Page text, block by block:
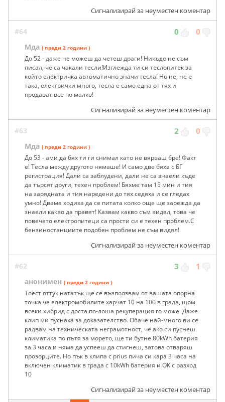
Сигнализирай за неуместен коментар
#64 0 0
Мда ( преди 2 години )
До 52 - даже не можеш да четеш драги! Никъде не съм
писал, че са чакали тесли!Изглежда ти си теслопитек за
който електричка автоматично значи тесла! Но не, не е
така, електрички много, тесла е само една от тях и
продават все по малко!
Сигнализирай за неуместен коментар
#63 2 0
Мда ( преди 2 години )
До 53 - ами да бях ти ги снимал като не вярваш бре! Факт
е! Тесла между другото нямаше! И само две бяха с БГ
регистрация! Дали са заблудени, дали не са знаели къде
да търсят други, техен проблем! Бяхме там 15 мин и тия
на зарядната и тия наредени до тях седяха и се гледах
умно! Двама ходиха да се питата колко още ще зарежда да
знаели какво да правят! Казвам какво съм видял, това че
повечето електропитеци са прости си е техен проблем.С
бензиностанциите подобен проблем не съм видял!
Сигнализирай за неуместен коментар
#62 3 1
анонимен ( преди 2 години )
Тоест оттук нататък ще се възползвам от вашата опорна
точка че електромобилите харчат 10 на 100 в града, щом
всеки хибрид с доста по-лоша рекуперация го може. Даже
клип ми пуснаха за доказателство. Обаче най-много ви се
радвам на техническата неграмотност, че ако си пуснеш
климатика по пътя за морето, ще ти бутне 80kWh батерия
за 3 часа и няма да успееш да стигнеш, затова отваряш
прозорците. Но пък в клипа с prius пича си кара 3 часа на
включен климатик в града с 10kWh батерия и ОК с разход
10
Сигнализирай за неуместен коментар